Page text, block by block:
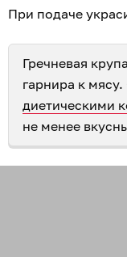
При подаче
Гречневая
гарнира к
диетическими
не менее